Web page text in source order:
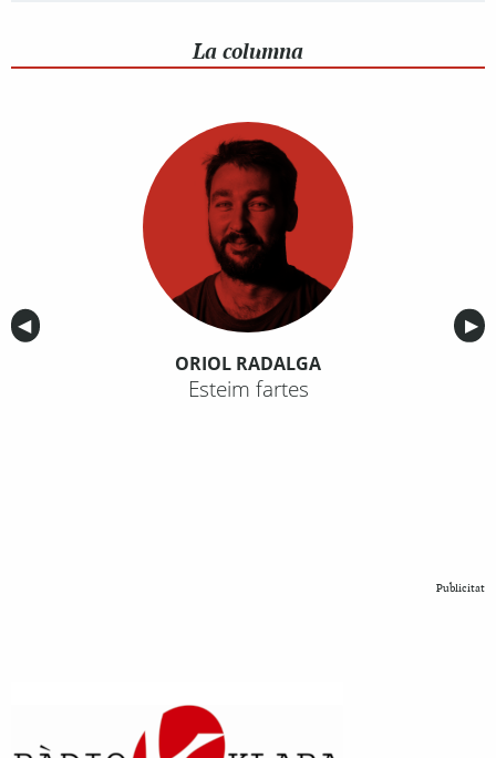
La columna
Anterior
◀︎ ▶︎
ORIOL RADALGA
Esteim fartes
Publicitat